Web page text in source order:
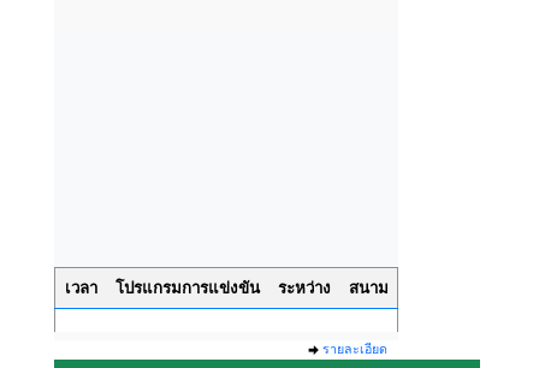
เวลา โปรแกรมการแข่งขัน ระหว่าง สนาม
รายละเอียด